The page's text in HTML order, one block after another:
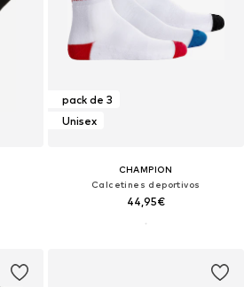
pack de 3
Unisex
CHAMPION
Calcetines deportivos
44,95€